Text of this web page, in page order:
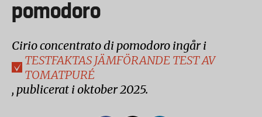
pomodoro
Cirio concentrato di pomodoro ingår i
TESTFAKTAS JÄMFÖRANDE TEST AV
TOMATPURÉ
, publicerat i oktober 2025.